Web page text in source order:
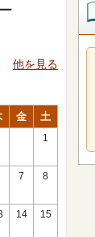
他を見る
金 土
1
7 8
14 15